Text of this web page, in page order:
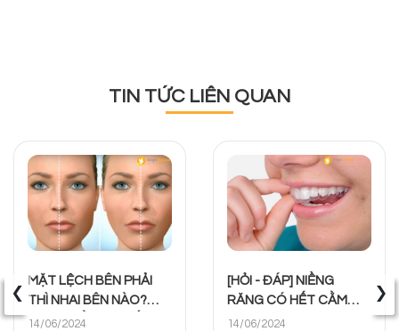
TIN TỨC LIÊN QUAN
MẶT LỆCH BÊN PHẢI
THÌ NHAI BÊN NÀO?
CÁCH ĐIỀU TRỊ TỐT
14/06/2024
[HỎI - ĐÁP] NIỀNG
RĂNG CÓ HẾT CẰM
LẸM KHÔNG? PHƯƠNG
14/06/2024
‹ ›